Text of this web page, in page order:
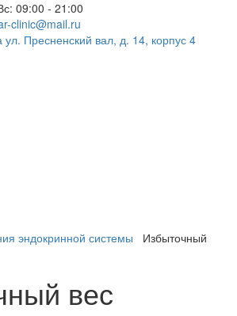
09:00 - 21:00
clinic@mail.ru
ул. Пресненский вал, д. 14, корпус 4
эндокринной системы
Избыточный
вес